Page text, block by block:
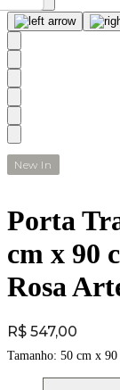
New In
Porta
cm x 90
Rosa
Price:
R$ 547,00
Tamanho: 50 cm x 90